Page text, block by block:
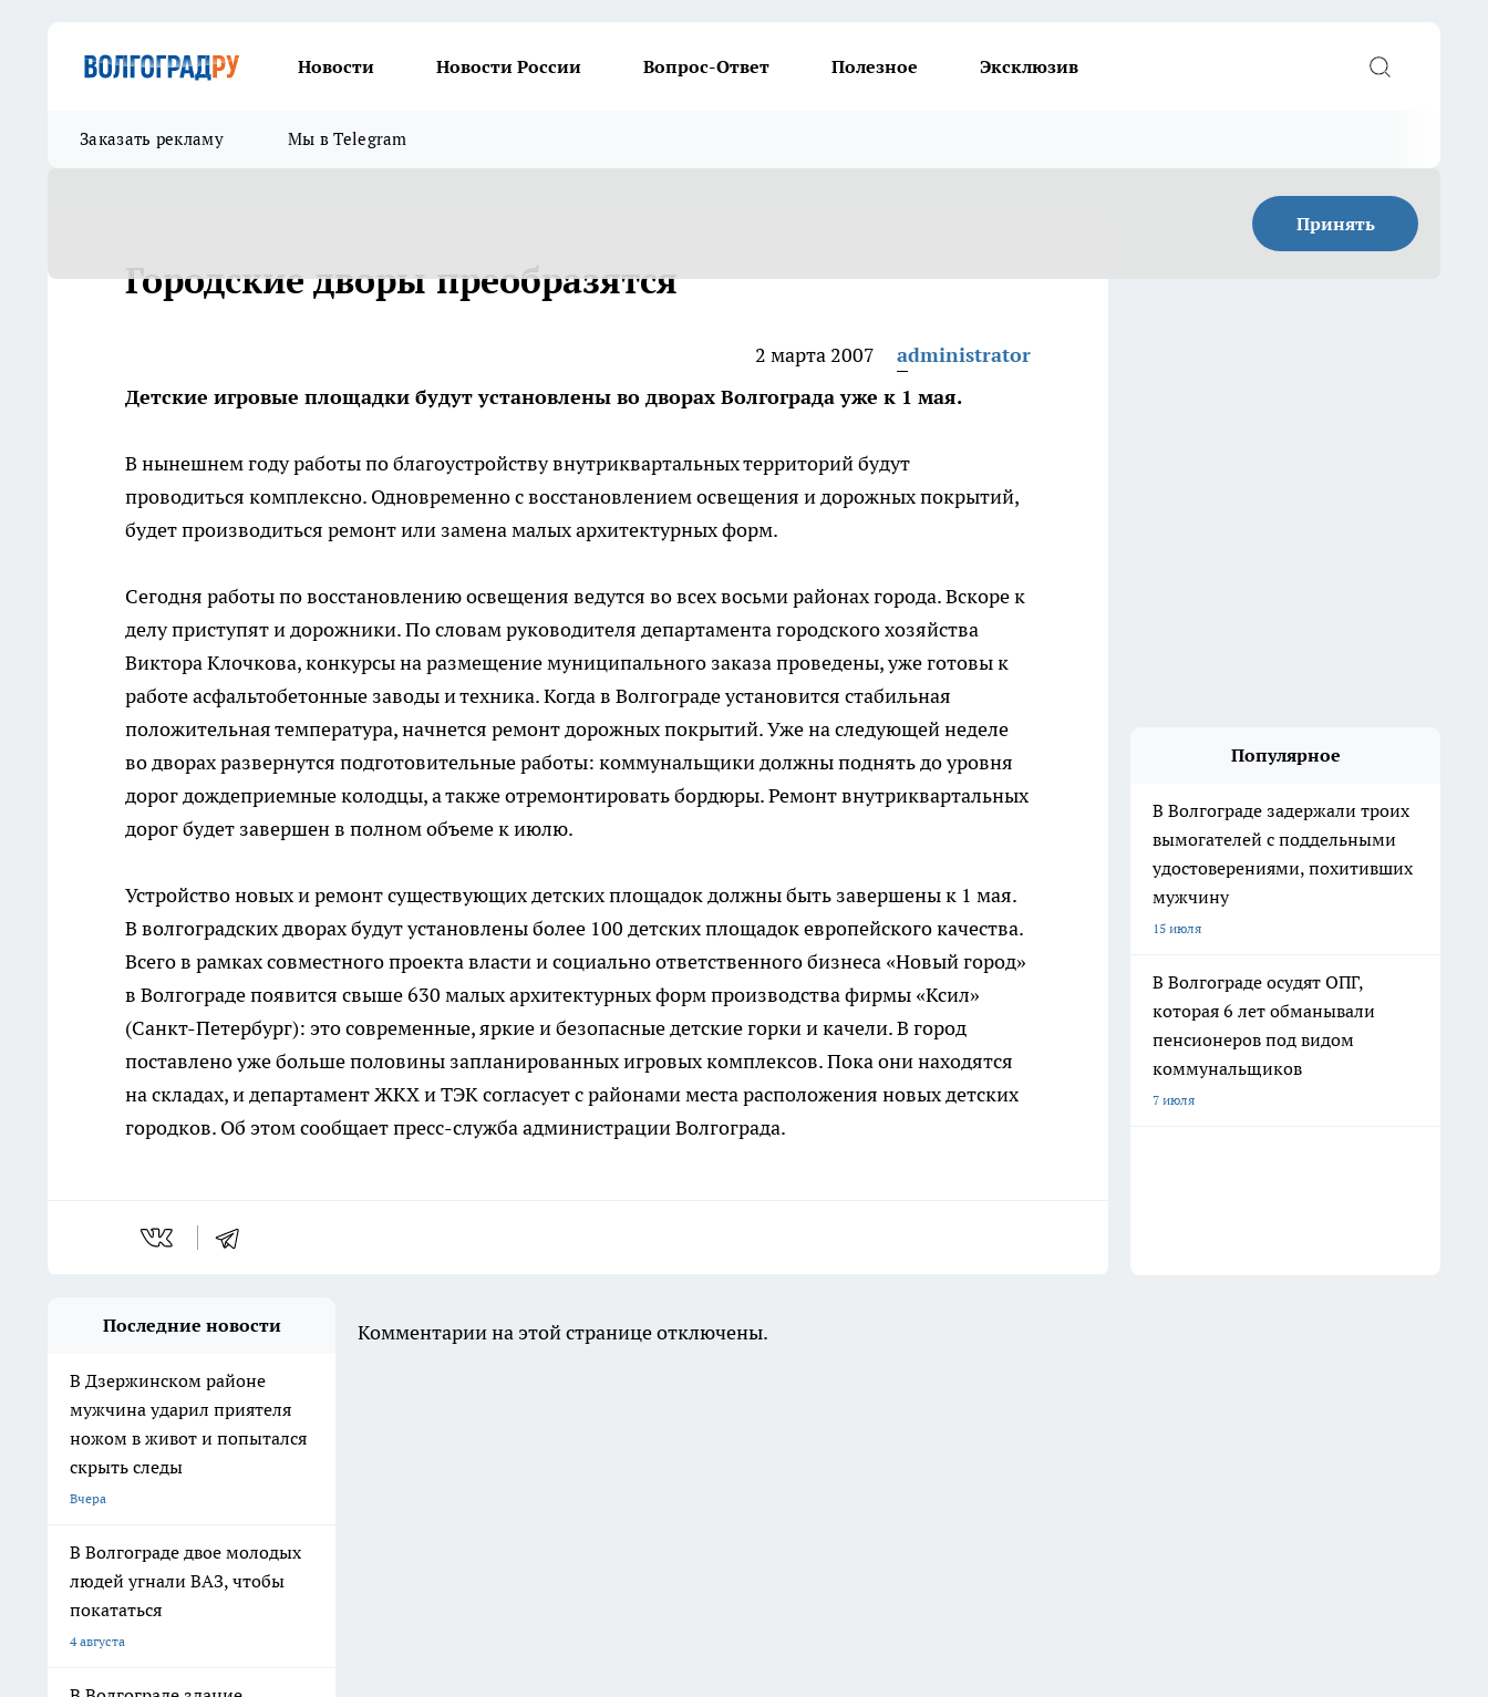
Новости Новости России Вопрос-Ответ Полезное Эксклюзив
Заказать рекламу Мы в Telegram
Принять
Городские дворы преобразятся
2 марта 2007
administrator
Детские игровые площадки будут установлены во дворах Волгограда уже к 1 мая.
В нынешнем году работы по благоустройству внутриквартальных территорий будут
проводиться комплексно. Одновременно с восстановлением освещения и дорожных покрытий,
будет производиться ремонт или замена малых архитектурных форм.
Сегодня работы по восстановлению освещения ведутся во всех восьми районах города. Вскоре к
делу приступят и дорожники. По словам руководителя департамента городского хозяйства
Виктора Клочкова, конкурсы на размещение муниципального заказа проведены, уже готовы к
работе асфальтобетонные заводы и техника. Когда в Волгограде установится стабильная
положительная температура, начнется ремонт дорожных покрытий. Уже на следующей неделе
во дворах развернутся подготовительные работы: коммунальщики должны поднять до уровня
дорог дождеприемные колодцы, а также отремонтировать бордюры. Ремонт внутриквартальных
дорог будет завершен в полном объеме к июлю.
Устройство новых и ремонт существующих детских площадок должны быть завершены к 1 мая.
В волгоградских дворах будут установлены более 100 детских площадок европейского качества.
Всего в рамках совместного проекта власти и социально ответственного бизнеса «Новый город»
в Волгограде появится свыше 630 малых архитектурных форм производства фирмы «Ксил»
(Санкт-Петербург): это современные, яркие и безопасные детские горки и качели. В город
поставлено уже больше половины запланированных игровых комплексов. Пока они находятся
на складах, и департамент ЖКХ и ТЭК согласует с районами места расположения новых детских
городков. Об этом сообщает пресс-служба администрации Волгограда.
Популярное
В Волгограде задержали троих
вымогателей с поддельными
удостоверениями, похитивших
мужчину
15 июля
В Волгограде осудят ОПГ,
которая 6 лет обманывали
пенсионеров под видом
коммунальщиков
7 июля
Последние новости
В Дзержинском районе
мужчина ударил приятеля
ножом в живот и попытался
скрыть следы
Вчера
В Волгограде двое молодых
людей угнали ВАЗ, чтобы
покататься
4 августа
Комментарии на этой странице отключены.